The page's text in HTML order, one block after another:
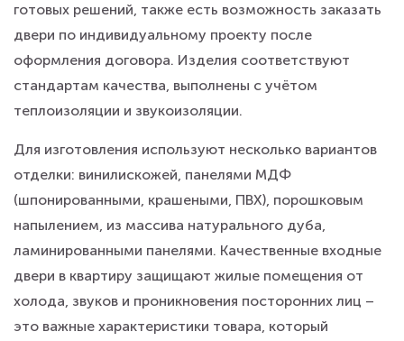
готовых решений, также есть возможность заказать
двери по индивидуальному проекту после
оформления договора. Изделия соответствуют
стандартам качества, выполнены с учётом
теплоизоляции и звукоизоляции.
Для изготовления используют несколько вариантов
отделки: винилискожей, панелями МДФ
(шпонированными, крашеными, ПВХ), порошковым
напылением, из массива натурального дуба,
ламинированными панелями. Качественные входные
двери в квартиру защищают жилые помещения от
холода, звуков и проникновения посторонних лиц –
это важные характеристики товара, который